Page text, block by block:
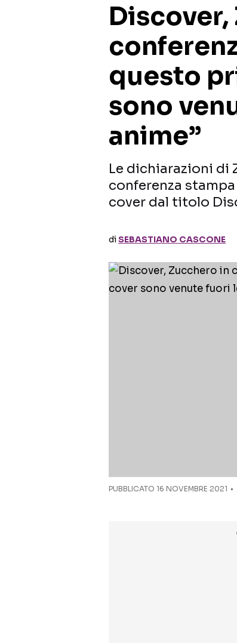
questo
sono
anime”
Le dichiarazioni di
conferenza
cover dal titolo
diSEBASTIANO CASCONE
PUBBLICATO 16 NOVEMBRE 2021